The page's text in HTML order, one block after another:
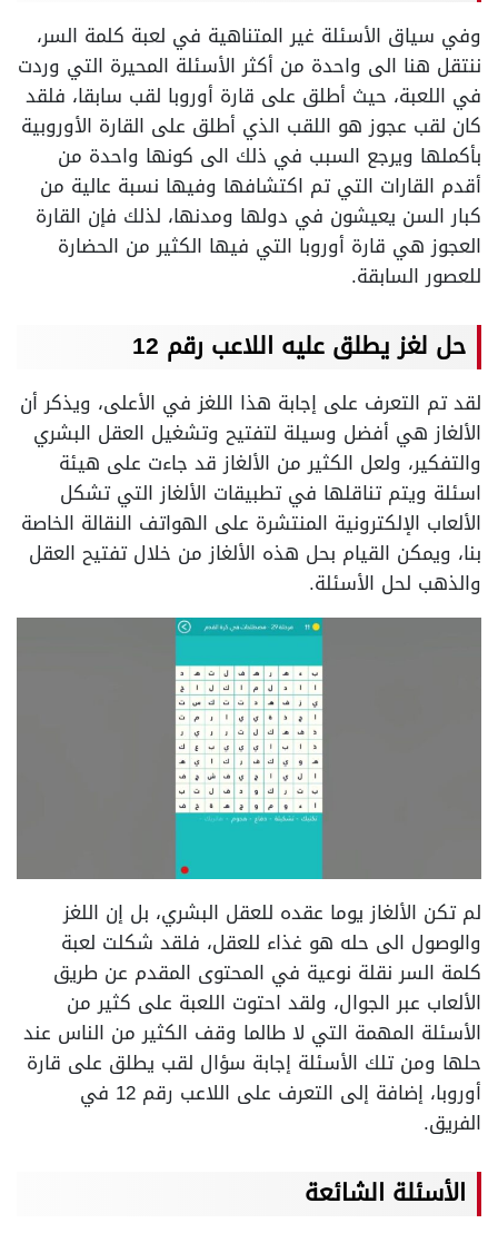
وفي سياق الأسئلة غير المتناهية في لعبة كلمة السر،
ننتقل هنا الى واحدة من أكثر الأسئلة المحيرة التي وردت
في اللعبة، حيث أطلق على قارة أوروبا لقب سابقا، فلقد
كان لقب عجوز هو اللقب الذي أطلق على القارة الأوروبية
بأكملها ويرجع السبب في ذلك الى كونها واحدة من
أقدم القارات التي تم اكتشافها وفيها نسبة عالية من
كبار السن يعيشون في دولها ومدنها، لذلك فإن القارة
العجوز هي قارة أوروبا التي فيها الكثير من الحضارة
للعصور السابقة.
حل لغز يطلق عليه اللاعب رقم 12
لقد تم التعرف على إجابة هذا اللغز في الأعلى، ويذكر أن
الألغاز هي أفضل وسيلة لتفتيح وتشغيل العقل البشري
والتفكير، ولعل الكثير من الألغاز قد جاءت على هيئة
اسئلة ويتم تناقلها في تطبيقات الألغاز التي تشكل
الألعاب الإلكترونية المنتشرة على الهواتف النقالة الخاصة
بنا، ويمكن القيام بحل هذه الألغاز من خلال تفتيح العقل
والذهب لحل الأسئلة.
لم تكن الألغاز يوما عقده للعقل البشري، بل إن اللغز
والوصول الى حله هو غذاء للعقل، فلقد شكلت لعبة
كلمة السر نقلة نوعية في المحتوى المقدم عن طريق
الألعاب عبر الجوال، ولقد احتوت اللعبة على كثير من
الأسئلة المهمة التي لا طالما وقف الكثير من الناس عند
حلها ومن تلك الأسئلة إجابة سؤال لقب يطلق على قارة
أوروبا، إضافة إلى التعرف على اللاعب رقم 12 في
الفريق.
الأسئلة الشائعة